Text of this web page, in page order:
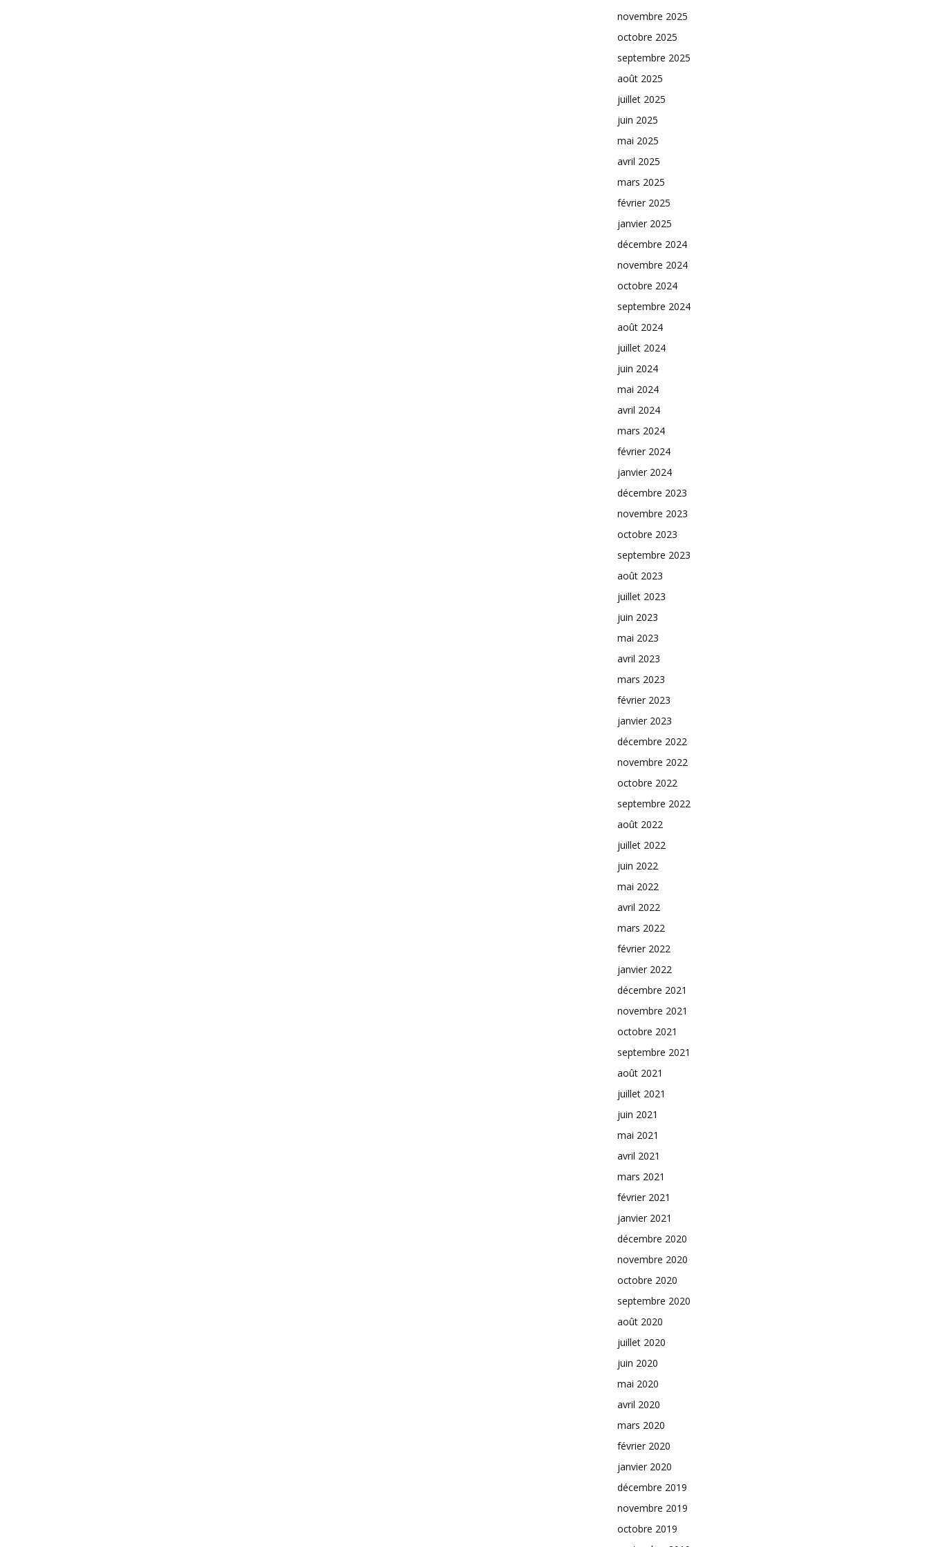
novembre 2025
octobre 2025
septembre 2025
août 2025
juillet 2025
juin 2025
mai 2025
avril 2025
mars 2025
février 2025
janvier 2025
décembre 2024
novembre 2024
octobre 2024
septembre 2024
août 2024
juillet 2024
juin 2024
mai 2024
avril 2024
mars 2024
février 2024
janvier 2024
décembre 2023
novembre 2023
octobre 2023
septembre 2023
août 2023
juillet 2023
juin 2023
mai 2023
avril 2023
mars 2023
février 2023
janvier 2023
décembre 2022
novembre 2022
octobre 2022
septembre 2022
août 2022
juillet 2022
juin 2022
mai 2022
avril 2022
mars 2022
février 2022
janvier 2022
décembre 2021
novembre 2021
octobre 2021
septembre 2021
août 2021
juillet 2021
juin 2021
mai 2021
avril 2021
mars 2021
février 2021
janvier 2021
décembre 2020
novembre 2020
octobre 2020
septembre 2020
août 2020
juillet 2020
juin 2020
mai 2020
avril 2020
mars 2020
février 2020
janvier 2020
décembre 2019
novembre 2019
octobre 2019